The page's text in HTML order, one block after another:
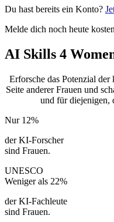
Du hast bereits ein Konto?
Melde dich noch heute
AI Skills 4
Erforsche das Potenzial
Seite anderer Frauen und
und für diejenigen,
Nur 12%
der KI-Forscher
sind Frauen.
UNESCO
Weniger als 22%
der KI-Fachleute
sind Frauen.